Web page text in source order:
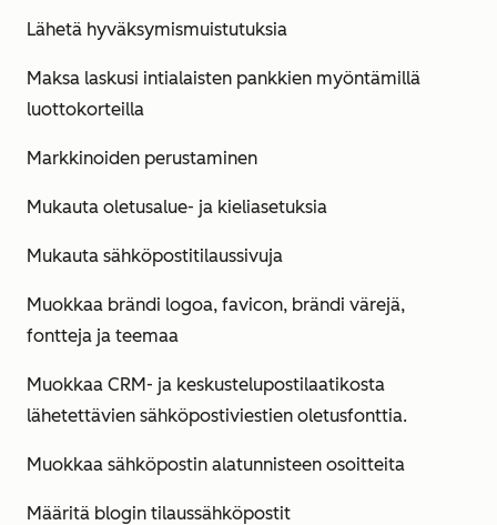
Lähetä hyväksymismuistutuksia
Maksa laskusi intialaisten pankkien myöntämillä
luottokorteilla
Markkinoiden perustaminen
Mukauta oletusalue- ja kieliasetuksia
Mukauta sähköpostitilaussivuja
Muokkaa brändi logoa, favicon, brändi värejä,
fontteja ja teemaa
Muokkaa CRM- ja keskustelupostilaatikosta
lähetettävien sähköpostiviestien oletusfonttia.
Muokkaa sähköpostin alatunnisteen osoitteita
Määritä blogin tilaussähköpostit